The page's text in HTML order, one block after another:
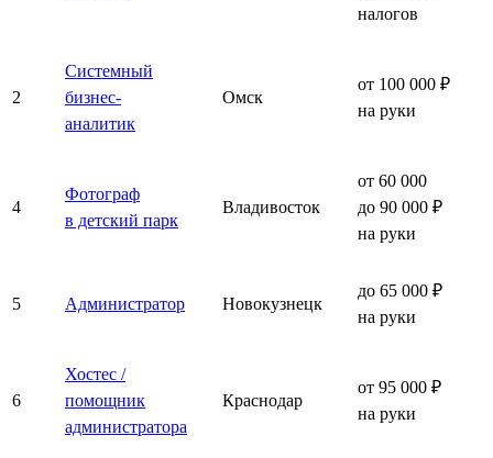
налогов
2
Системный
бизнес-
аналитик
Омск
от 100 000 ₽
на руки
4
Фотограф
в детский парк
Владивосток
от 60 000
до 90 000 ₽
на руки
5 Администратор Новокузнецк
до 65 000 ₽
на руки
6
Хостес /
помощник
администратора
Краснодар
от 95 000 ₽
на руки